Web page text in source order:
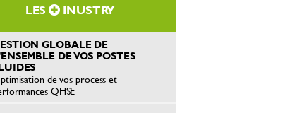
LES INUSTRY
GLOBALE DE
DE VOS POSTES
de vos process et
QHSE